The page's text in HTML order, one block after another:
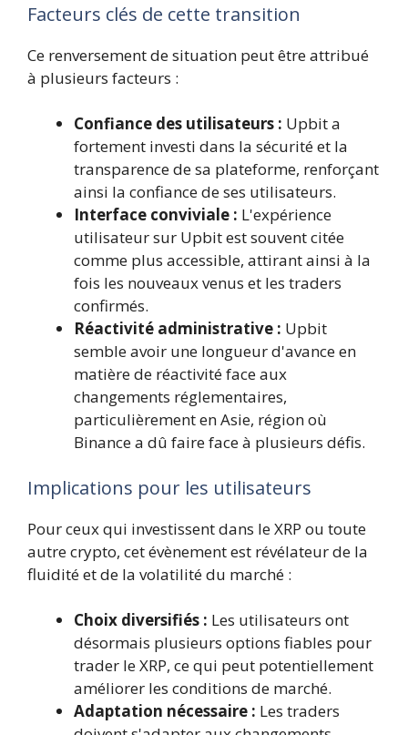
Facteurs clés de cette transition
Ce renversement de situation peut être attribué
à plusieurs facteurs :
Confiance des utilisateurs : Upbit a
fortement investi dans la sécurité et la
transparence de sa plateforme, renforçant
ainsi la confiance de ses utilisateurs.
Interface conviviale : L'expérience
utilisateur sur Upbit est souvent citée
comme plus accessible, attirant ainsi à la
fois les nouveaux venus et les traders
confirmés.
Réactivité administrative : Upbit
semble avoir une longueur d'avance en
matière de réactivité face aux
changements réglementaires,
particulièrement en Asie, région où
Binance a dû faire face à plusieurs défis.
Implications pour les utilisateurs
Pour ceux qui investissent dans le XRP ou toute
autre crypto, cet évènement est révélateur de la
fluidité et de la volatilité du marché :
Choix diversifiés : Les utilisateurs ont
désormais plusieurs options fiables pour
trader le XRP, ce qui peut potentiellement
améliorer les conditions de marché.
Adaptation nécessaire : Les traders